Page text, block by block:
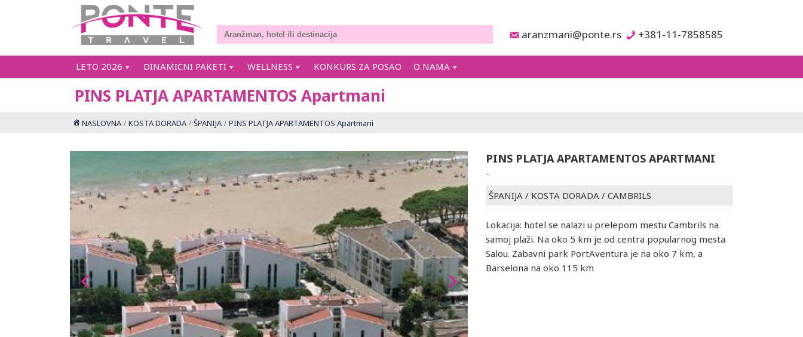
aranzmani@ponte.rs +381-11-7858585
LETO 2026 DINAMICNI PAKETI WELLNESS KONKURS ZA POSAO O NAMA
PINS PLATJA APARTAMENTOS Apartmani
NASLOVNA KOSTA DORADA ŠPANIJA PINS PLATJA APARTAMENTOS Apartmani
PINS PLATJA APARTAMENTOS APARTMANI
-
ŠPANIJA / KOSTA DORADA / CAMBRILS
Lokacija: hotel se nalazi u prelepom mestu Cambrils na
samoj plaži. Na oko 5 km je od centra popularnog mesta
Salou. Zabavni park PortAventura je na oko 7 km, a
Barselona na oko 115 km